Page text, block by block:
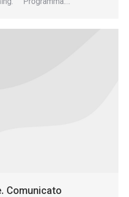
Comunicato